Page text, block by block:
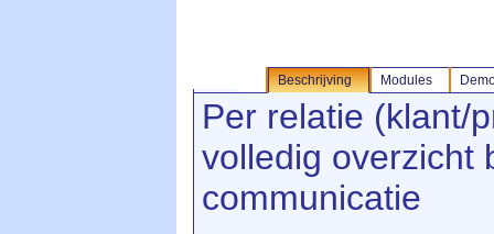
Beschrijving Modules
Per relatie (klant/
volledig overzicht
communicatie